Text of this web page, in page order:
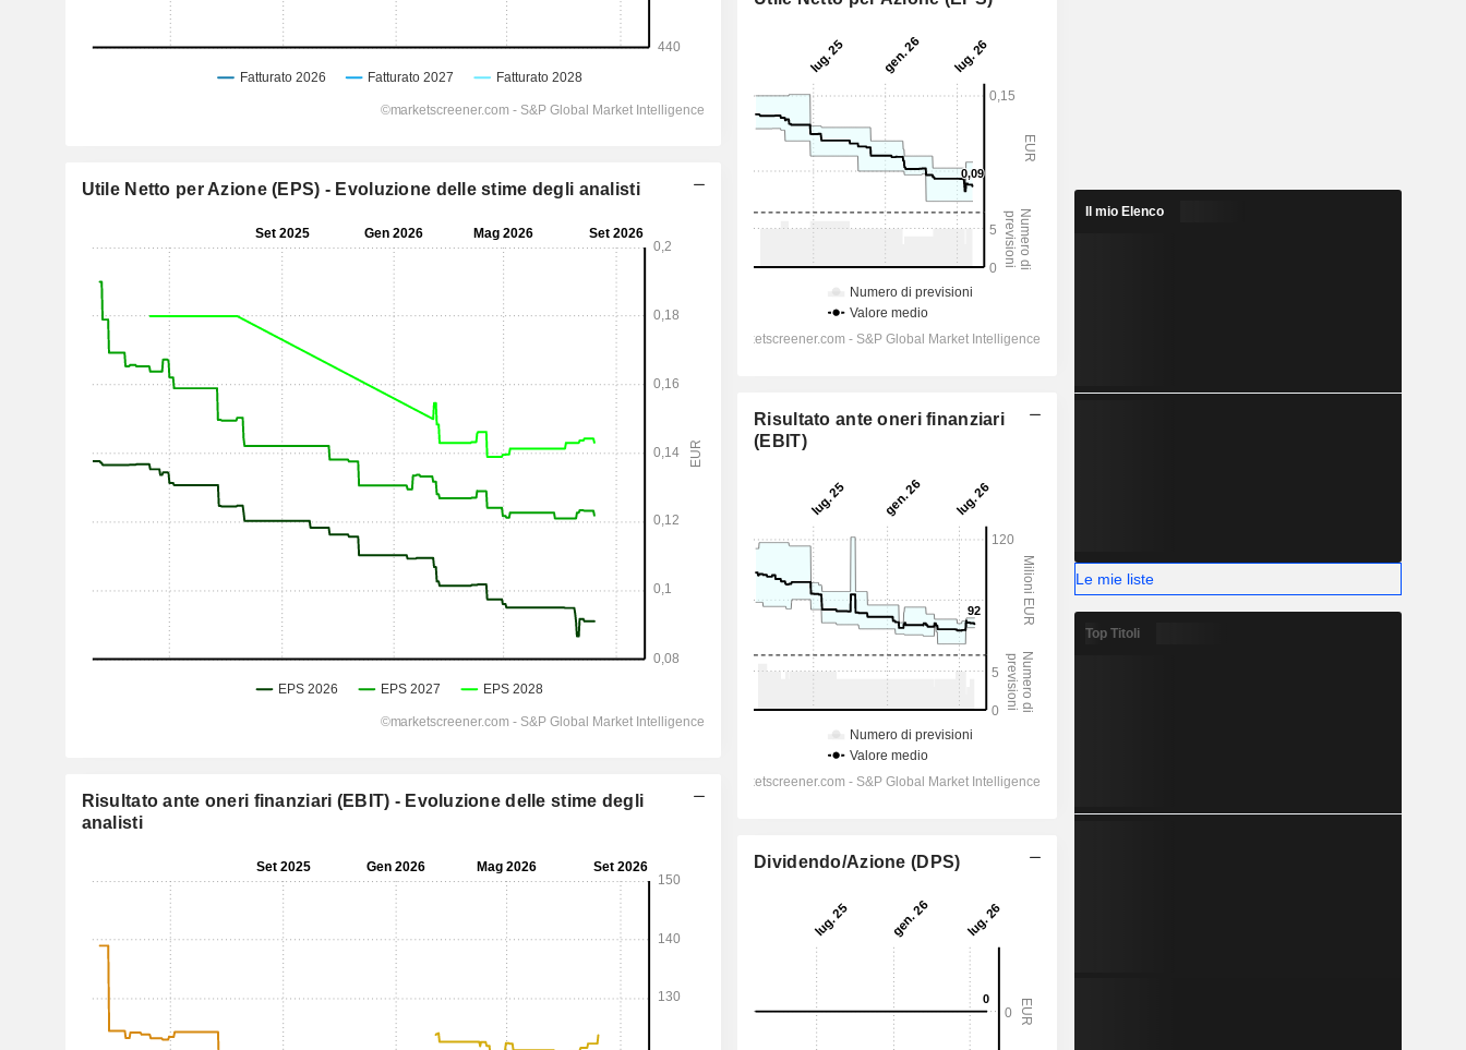
Utile Netto per Azione (EPS) - Evoluzione delle stime degli analisti
Risultato ante oneri finanziari (EBIT) - Evoluzione delle stime degli
analisti
Risultato ante oneri finanziari
(EBIT)
Dividendo/Azione (DPS)
Il mio Elenco
Le mie liste
Top Titoli